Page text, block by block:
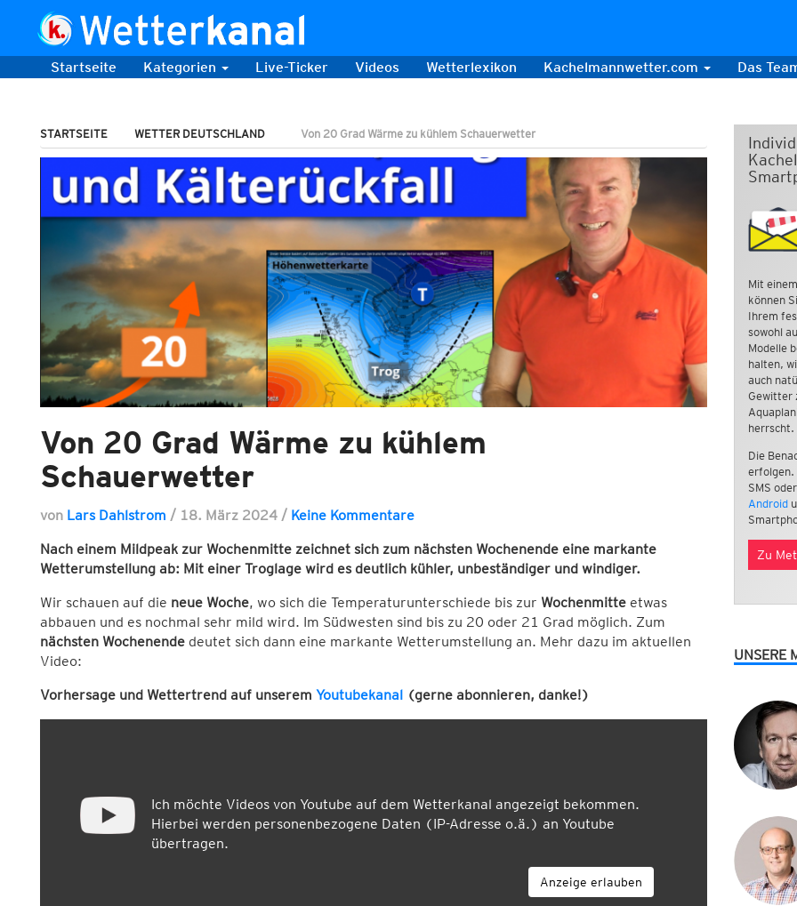
Startseite Kategorien Live-Ticker Videos Wetterlexikon Kachelmannwetter.com Das
STARTSEITE WETTER DEUTSCHLAND Von 20 Grad Wärme zu kühlem Schauerwetter
Von 20 Grad Wärme zu kühlem
Schauerwetter
von Lars Dahlstrom / 18. März 2024 / Keine Kommentare
Nach einem Mildpeak zur Wochenmitte zeichnet sich zum nächsten Wochenende eine markante
Wetterumstellung ab: Mit einer Troglage wird es deutlich kühler, unbeständiger und windiger.
Wir schauen auf die neue Woche, wo sich die Temperaturunterschiede bis zur Wochenmitte etwas
abbauen und es nochmal sehr mild wird. Im Südwesten sind bis zu 20 oder 21 Grad möglich. Zum
nächsten Wochenende deutet sich dann eine markante Wetterumstellung an. Mehr dazu im aktuellen
Video:
Vorhersage und Wettertrend auf unserem Youtubekanal (gerne abonnieren, danke!)
Ich möchte Videos von Youtube auf dem Wetterkanal angezeigt bekommen.
Hierbei werden personenbezogene Daten (IP-Adresse o.ä.) an Youtube
übertragen.
Anzeige erlauben
Mit
können
Ihrem
sowohl
Modelle
halten,
auch
Gewitter
herrscht.
Die
erfolgen.
SMS
Android
Zu
UNSERE